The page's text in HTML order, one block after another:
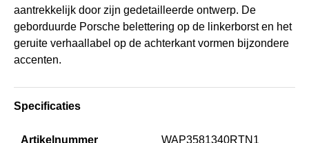
aantrekkelijk door zijn gedetailleerde ontwerp. De
geborduurde Porsche belettering op de linkerborst en het
geruite verhaallabel op de achterkant vormen bijzondere
accenten.
Specificaties
Artikelnummer WAP3581340RTN1